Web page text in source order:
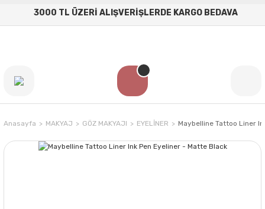
3000 TL ÜZERİ ALIŞVERİŞLERDE KARGO BEDAVA
Anasayfa MAKYAJ GÖZ MAKYAJI EYELİNER Maybelline Tattoo Liner